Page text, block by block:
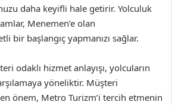
daha keyifli hale getirir. Yolculuk
Menemen’e olan
bir başlangıç yapmanızı sağlar.
odaklı hizmet anlayışı, yolcuların
yöneliktir. Müşteri
önem, Metro Turizm’i tercih etmenin